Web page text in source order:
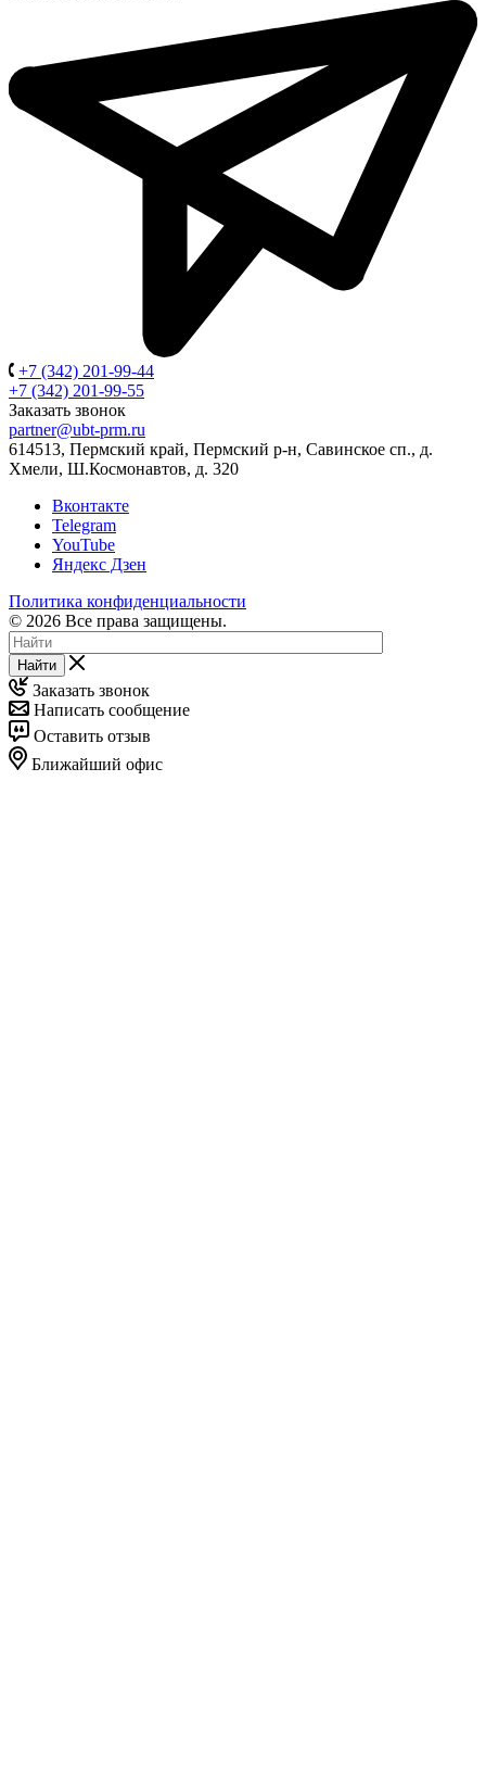
+7 (342) 201-99-44
+7 (342) 201-99-55
Заказать звонок
partner@ubt-prm.ru
614513, Пермский край, Пермский р-н, Савинское сп., д.
Хмели, Ш.Космонавтов, д. 320
Вконтакте
Telegram
YouTube
Яндекс Дзен
Политика конфиденциальности
© 2026 Все права защищены.
Найти
Заказать звонок
Написать сообщение
Оставить отзыв
Ближайший офис